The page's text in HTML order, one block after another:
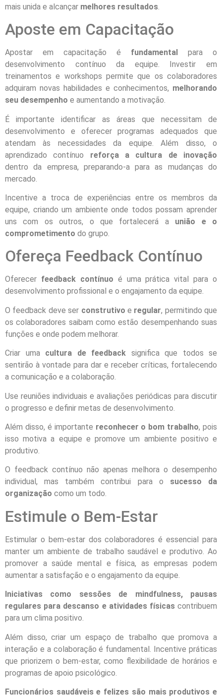
mais unida e alcançar melhores resultados.
Aposte em Capacitação
Apostar em capacitação é fundamental
para o
desenvolvimento contínuo da equipe. Investir em
treinamentos e workshops permite que os colaboradores
adquiram novas habilidades e conhecimentos, melhorando
seu desempenho e aumentando a motivação.
É importante identificar as áreas que necessitam de
desenvolvimento e oferecer programas adequados que
atendam às necessidades da equipe. Além disso, o
aprendizado contínuo reforça a cultura de inovação
dentro da empresa, preparando-a para as mudanças do
mercado.
Incentive a troca de experiências entre os membros da
equipe, criando um ambiente onde todos possam aprender
uns com os outros, o que fortalecerá a união e o
comprometimento do grupo.
Ofereça Feedback Contínuo
Oferecer feedback contínuo é uma prática vital para o
desenvolvimento profissional e o engajamento da equipe.
O feedback deve ser construtivo e regular, permitindo que
os colaboradores saibam como estão desempenhando suas
funções e onde podem melhorar.
Criar uma cultura de feedback significa que todos se
sentirão à vontade para dar e receber críticas, fortalecendo
a comunicação e a colaboração.
Use reuniões individuais e avaliações periódicas para discutir
o progresso e definir metas de desenvolvimento.
Além disso, é importante reconhecer o bom trabalho, pois
isso motiva a equipe e promove um ambiente positivo e
produtivo.
O feedback contínuo não apenas melhora o desempenho
individual, mas também contribui para o sucesso da
organização como um todo.
Estimule o Bem-Estar
Estimular o bem-estar dos colaboradores é essencial para
manter um ambiente de trabalho saudável e produtivo. Ao
promover a saúde mental e física, as empresas podem
aumentar a satisfação e o engajamento da equipe.
Iniciativas como sessões de mindfulness, pausas
regulares para descanso e atividades físicascontribuem
para um clima positivo.
Além disso, criar um espaço de trabalho que promova a
interação e a colaboração é fundamental. Incentive práticas
que priorizem o bem-estar, como flexibilidade de horários e
programas de apoio psicológico.
Funcionários saudáveis e felizes são mais produtivos e